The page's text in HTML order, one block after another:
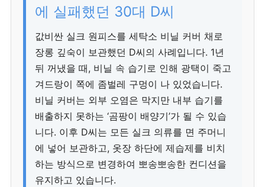
에 실패했던 30대 D씨
값비싼 실크 원피스를 세탁소 비닐 커버 채로
장롱 깊숙이 보관했던 D씨의 사례입니다. 1년
뒤 꺼냈을 때, 비닐 속 습기로 인해 광택이 죽고
겨드랑이 쪽에 좀벌레 구멍이 나 있었습니다.
비닐 커버는 외부 오염은 막지만 내부 습기를
배출하지 못하는 ‘곰팡이 배양기’가 될 수 있습
니다. 이후 D씨는 모든 실크 의류를 면 주머니
에 넣어 보관하고, 옷장 하단에 제습제를 비치
하는 방식으로 변경하여 뽀송뽀송한 컨디션을
유지하고 있습니다.